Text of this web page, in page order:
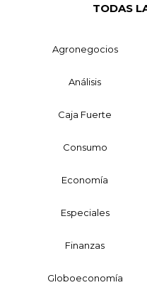
TODAS
Agronegocios
Análisis
Caja Fuerte
Consumo
Economía
Especiales
Finanzas
Globoeconomía